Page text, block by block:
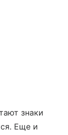
знаки
Еще и